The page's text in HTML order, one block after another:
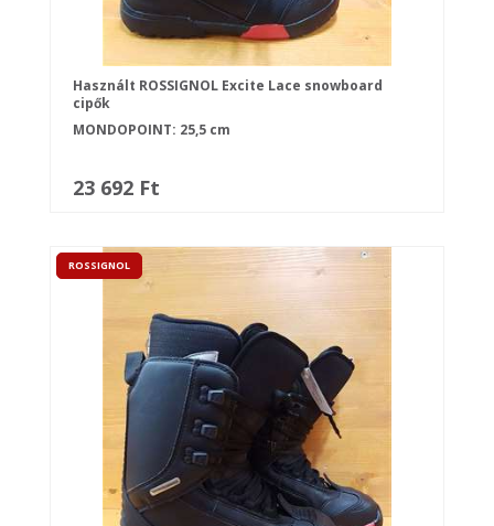
Használt ROSSIGNOL Excite Lace snowboard
cipők
MONDOPOINT: 25,5 cm
23 692 Ft
ROSSIGNOL